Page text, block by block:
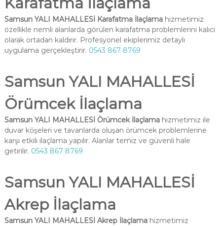
Samsun YALI MAHALLESİ Karafatma İlaçlamahizmetimiz
özellikle nemli alanlarda görülen karafatma problemlerini kalıcı
olarak ortadan kaldırır. Profesyonel ekiplerimiz detaylı
uygulama gerçekleştirir. 0543 867 8769
Samsun YALI MAHALLESİ
Örümcek İlaçlama
Samsun YALI MAHALLESİ Örümcek İlaçlamahizmetimiz ile
duvar köşeleri ve tavanlarda oluşan örümcek problemlerine
karşı etkili ilaçlama yapılır. Alanlar temiz ve güvenli hale
getirilir. 0543 867 8769
Samsun YALI MAHALLESİ
Akrep İlaçlama
Samsun YALI MAHALLESİ Akrep İlaçlamahizmetimiz